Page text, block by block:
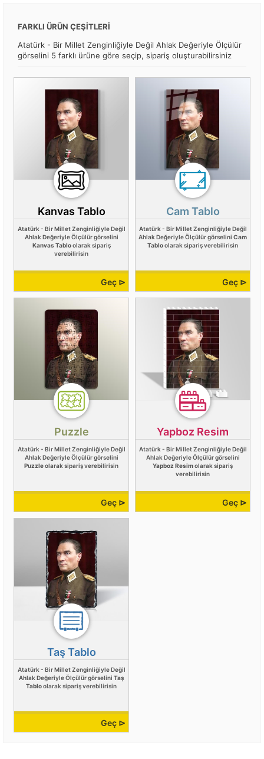
FARKLI ÜRÜN ÇEŞİTLERİ
Atatürk - Bir Millet Zenginliğiyle Değil Ahlak Değeriyle Ölçülür
görselini 5 farklı ürüne göre seçip, sipariş oluşturabilirsiniz
Kanvas Tablo
Atatürk - Bir Millet Zenginliğiyle Değil
Ahlak Değeriyle Ölçülür görselini
Kanvas Tabloolarak sipariş
verebilirisin
Geç ⊳
Cam Tablo
Atatürk - Bir Millet Zenginliğiyle Değil
Ahlak Değeriyle Ölçülür görselini Cam
Tabloolarak sipariş verebilirisin
Geç ⊳
Puzzle
Atatürk - Bir Millet Zenginliğiyle Değil
Ahlak Değeriyle Ölçülür görselini
Puzzleolarak sipariş verebilirisin
Geç ⊳
Yapboz Resim
Atatürk - Bir Millet Zenginliğiyle Değil
Ahlak Değeriyle Ölçülür görselini
Yapboz Resimolarak sipariş
verebilirisin
Geç ⊳
Taş Tablo
Atatürk - Bir Millet Zenginliğiyle Değil
Ahlak Değeriyle Ölçülür görselini Taş
Tabloolarak sipariş verebilirisin
Geç ⊳